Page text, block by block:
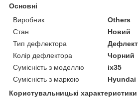
Основні
Виробник
Others
Стан
Новий
Тип дефлектора
Колір дефлектора
Чорний
Сумісність з моделлю
ix35
Сумісність з маркою
Hyundai
Користувальницькі характеристики